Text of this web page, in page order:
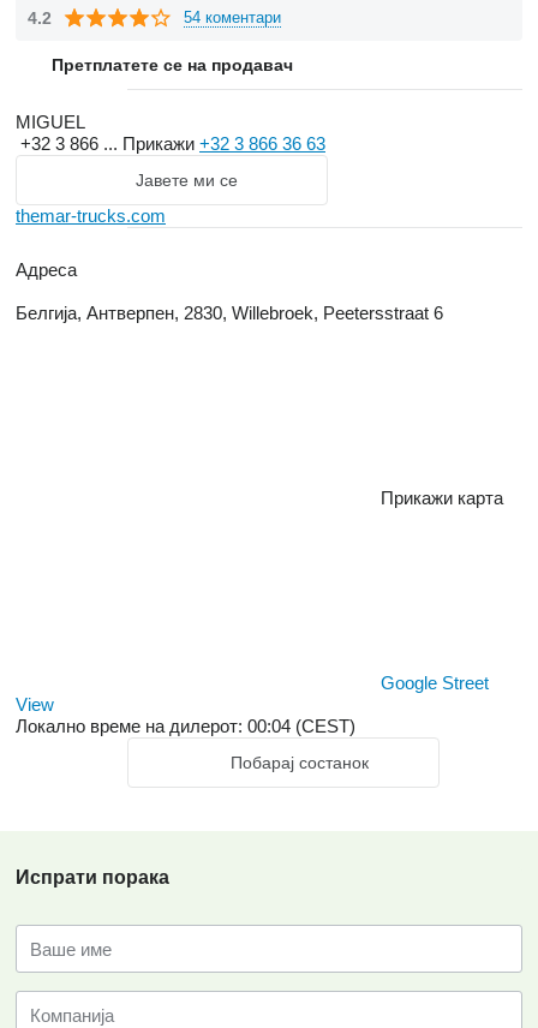
4.2 54 коментари
Претплатете се на продавач
MIGUEL
+32 3 866 ... Прикажи +32 3 866 36 63
Јавете ми се
themar-trucks.com
Адреса
Белгија, Антверпен, 2830, Willebroek, Peetersstraat 6
Прикажи карта
Google Street
View
Локално време на дилерот: 00:04 (CEST)
Побарај состанок
Испрати порака